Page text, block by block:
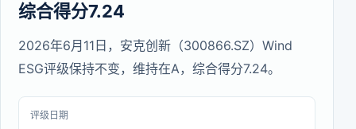
综合得分7.24
2026年6月11日，安克创新（300866.SZ）Wind
ESG评级保持不变，维持在A，综合得分7.24。
评级日期